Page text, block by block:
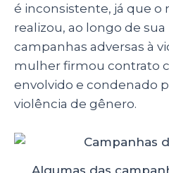
é inconsistente, já que
realizou, ao longo de sua
campanhas adversas à
mulher firmou contrato
envolvido e condenado
violência de gênero.